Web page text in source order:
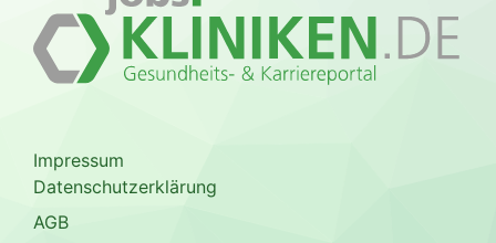
Impressum
Datenschutzerklärung
AGB